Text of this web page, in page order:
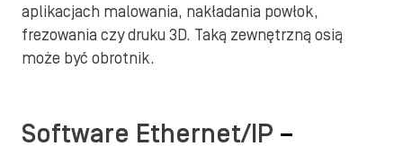
aplikacjach malowania, nakładania powłok,
frezowania czy druku 3D. Taką zewnętrzną osią
może być obrotnik.
Software Ethernet/IP –